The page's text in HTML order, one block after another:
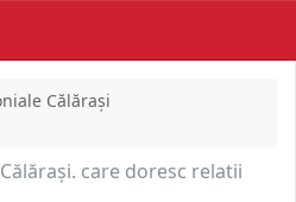
Călăraşi
care doresc relatii